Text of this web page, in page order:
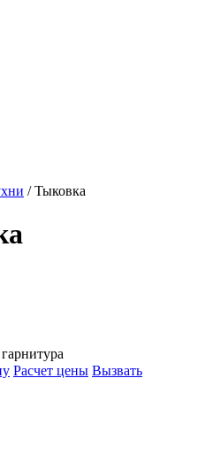
/ Тыковка
Расчет цены Вызвать